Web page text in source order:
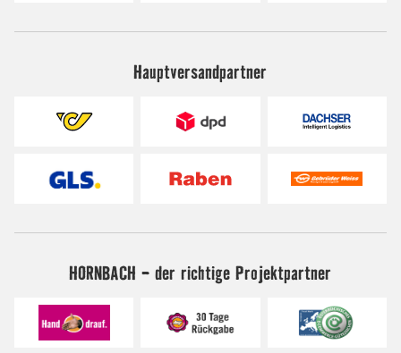
Hauptversandpartner
HORNBACH - der richtige Projektpartner